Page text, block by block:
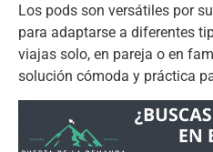
Los pods son versátiles por
para adaptarse a diferentes
viajas solo, en pareja o en
solución cómoda y práctica